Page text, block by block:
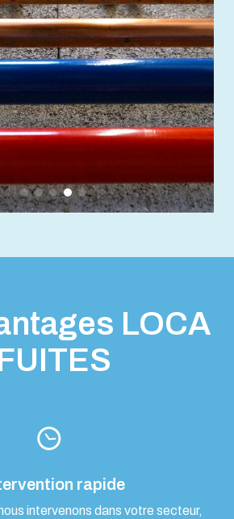
LOCA
rapide
intervenons dans votre secteur,